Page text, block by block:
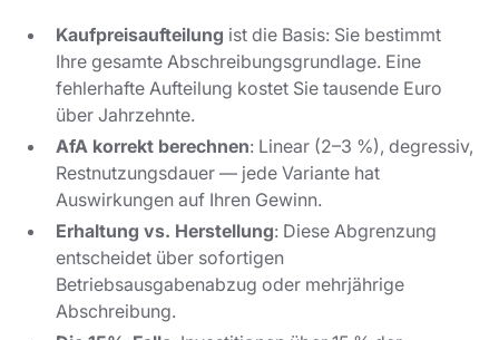
Kaufpreisaufteilung ist die Basis: Sie bestimmt
Ihre gesamte Abschreibungsgrundlage. Eine
fehlerhafte Aufteilung kostet Sie tausende Euro
über Jahrzehnte.
AfA korrekt berechnen: Linear (2–3 %), degressiv,
Restnutzungsdauer — jede Variante hat
Auswirkungen auf Ihren Gewinn.
Erhaltung vs. Herstellung: Diese Abgrenzung
entscheidet über sofortigen
Betriebsausgabenabzug oder mehrjährige
Abschreibung.